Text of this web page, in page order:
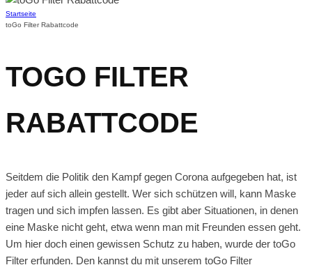
Startseite
toGo Filter Rabattcode
TOGO FILTER
RABATTCODE
Seitdem die Politik den Kampf gegen Corona aufgegeben hat, ist
jeder auf sich allein gestellt. Wer sich schützen will, kann Maske
tragen und sich impfen lassen. Es gibt aber Situationen, in denen
eine Maske nicht geht, etwa wenn man mit Freunden essen geht.
Um hier doch einen gewissen Schutz zu haben, wurde der toGo
Filter erfunden. Den kannst du mit unserem toGo Filter